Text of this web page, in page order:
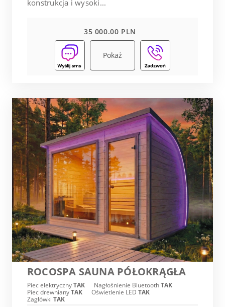
konstrukcja i wysoki...
35 000.00 PLN
Pokaż
ROCOSPA SAUNA PÓŁOKRĄGŁA
Piec elektrycznyTAK Nagłośnienie BluetoothTAK
Piec drewnianyTAK Oświetlenie LED TAK
Zagłówki TAK